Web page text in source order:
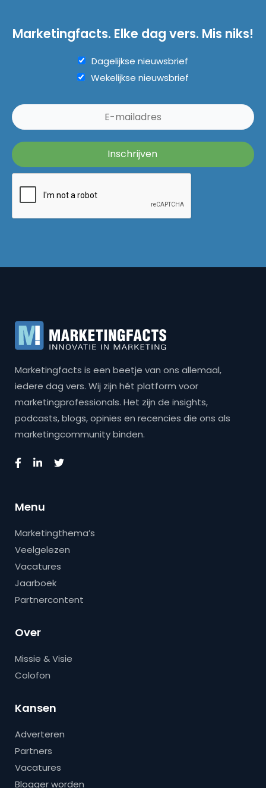
Marketingfacts. Elke dag vers. Mis niks!
Dagelijkse nieuwsbrief
Wekelijkse nieuwsbrief
Marketingfacts is een beetje van ons allemaal,
iedere dag vers. Wij zijn hét platform voor
marketingprofessionals. Het zijn de insights,
podcasts, blogs, opinies en recencies die ons als
marketingcommunity binden.
Menu
Marketingthema’s
Veelgelezen
Vacatures
Jaarboek
Partnercontent
Over
Missie & Visie
Colofon
Kansen
Adverteren
Partners
Vacatures
Blogger worden